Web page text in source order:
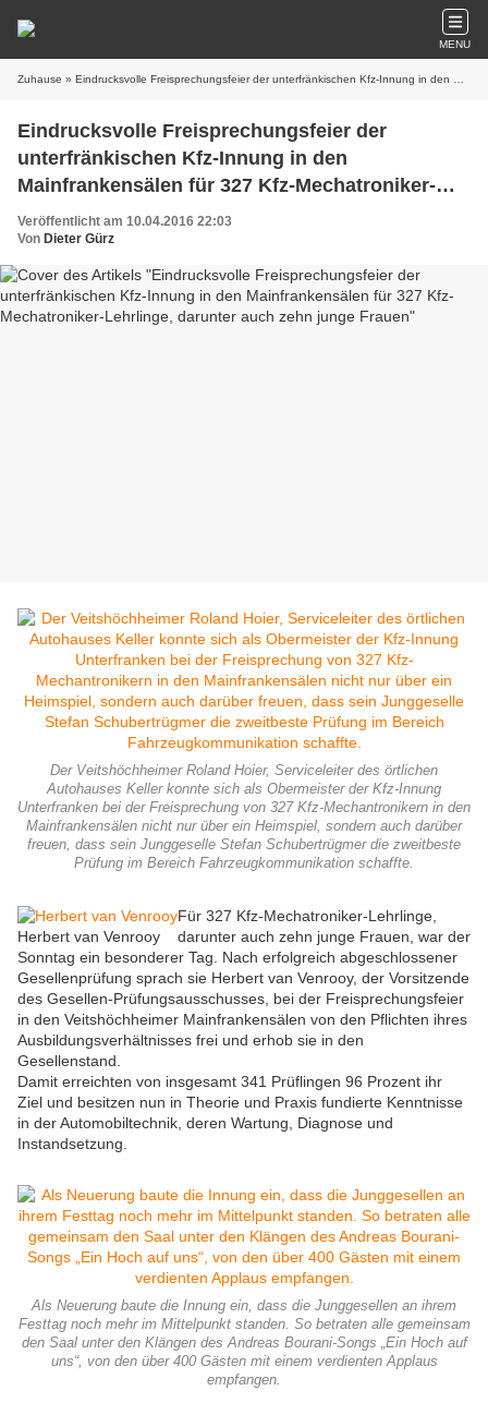
MENU
Zuhause » Eindrucksvolle Freisprechungsfeier der unterfränkischen Kfz-Innung in den Mainfrankensälen für 327 Kfz-Mechatroniker-Lehrlinge, darunter auch zehn junge Frauen
Eindrucksvolle Freisprechungsfeier der
unterfränkischen Kfz-Innung in den
Mainfrankensälen für 327 Kfz-Mechatroniker-
Lehrlinge, darunter auch zehn junge Frauen
Veröffentlicht am 10.04.2016 22:03
Von Dieter Gürz
Der Veitshöchheimer Roland Hoier, Serviceleiter des örtlichen
Autohauses Keller konnte sich als Obermeister der Kfz-Innung
Unterfranken bei der Freisprechung von 327 Kfz-Mechantronikern in den
Mainfrankensälen nicht nur über ein Heimspiel, sondern auch darüber
freuen, dass sein Junggeselle Stefan Schubertrügmer die zweitbeste
Prüfung im Bereich Fahrzeugkommunikation schaffte.
Herbert van Venrooy
Für 327 Kfz-Mechatroniker-Lehrlinge,
darunter auch zehn junge Frauen, war der
Sonntag ein besonderer Tag. Nach erfolgreich abgeschlossener
Gesellenprüfung sprach sie Herbert van Venrooy, der Vorsitzende
des Gesellen-Prüfungsausschusses, bei der Freisprechungsfeier
in den Veitshöchheimer Mainfrankensälen von den Pflichten ihres
Ausbildungsverhältnisses frei und erhob sie in den
Gesellenstand.
Damit erreichten von insgesamt 341 Prüflingen 96 Prozent ihr
Ziel und besitzen nun in Theorie und Praxis fundierte Kenntnisse
in der Automobiltechnik, deren Wartung, Diagnose und
Instandsetzung.
Als Neuerung baute die Innung ein, dass die Junggesellen an ihrem
Festtag noch mehr im Mittelpunkt standen. So betraten alle gemeinsam
den Saal unter den Klängen des Andreas Bourani-Songs „Ein Hoch auf
uns“, von den über 400 Gästen mit einem verdienten Applaus
empfangen.